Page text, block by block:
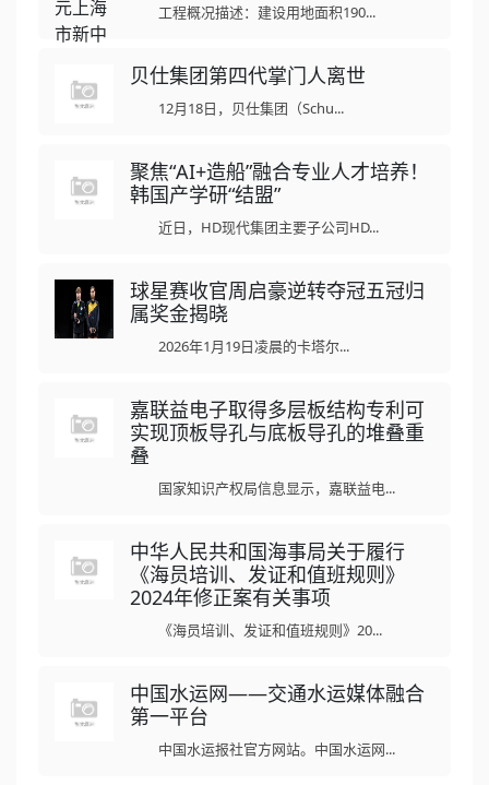
工程概况描述：建设用地面积190...
贝仕集团第四代掌门人离世
12月18日，贝仕集团（Schu...
聚焦“AI+造船”融合专业人才培养！
韩国产学研“结盟”
近日，HD现代集团主要子公司HD...
球星赛收官周启豪逆转夺冠五冠归
属奖金揭晓
2026年1月19日凌晨的卡塔尔...
嘉联益电子取得多层板结构专利可
实现顶板导孔与底板导孔的堆叠重
叠
国家知识产权局信息显示，嘉联益电...
中华人民共和国海事局关于履行
《海员培训、发证和值班规则》
2024年修正案有关事项
《海员培训、发证和值班规则》20...
中国水运网——交通水运媒体融合
第一平台
中国水运报社官方网站。中国水运网...